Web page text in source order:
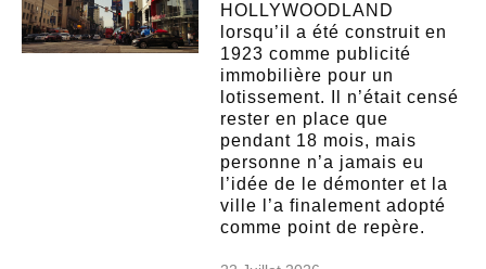
HOLLYWOODLAND
lorsqu’il a été construit en
1923 comme publicité
immobilière pour un
lotissement. Il n’était censé
rester en place que
pendant 18 mois, mais
personne n’a jamais eu
l’idée de le démonter et la
ville l’a finalement adopté
comme point de repère.